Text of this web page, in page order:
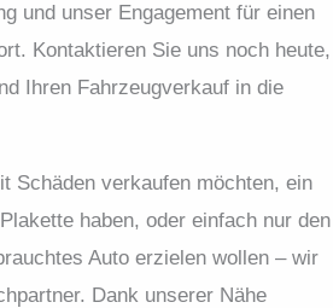
und unser Engagement für einen
Kontaktieren Sie uns noch heute,
Ihren Fahrzeugverkauf in die
Schäden verkaufen möchten, ein
haben, oder einfach nur den
Auto erzielen wollen – wir
Dank unserer Nähe